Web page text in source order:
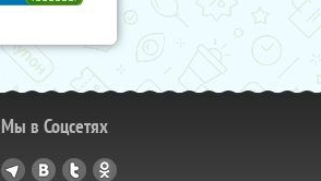
Мы в Соцсетях